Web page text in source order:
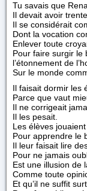
Tu savais que
Il devait avoir
Il se considérait
Dont la vocation
Enlever toute
Pour faire surgir le
l’étonnement de
Sur le monde
Il faisait dormir les
Parce que vaut
Il ne corrigeait
Il les pesait.
Les élèves
Pour apprendre le
Il leur faisait lire
Pour ne jamais
Est une illusion de
Comme toute
Et qu’il ne suffit